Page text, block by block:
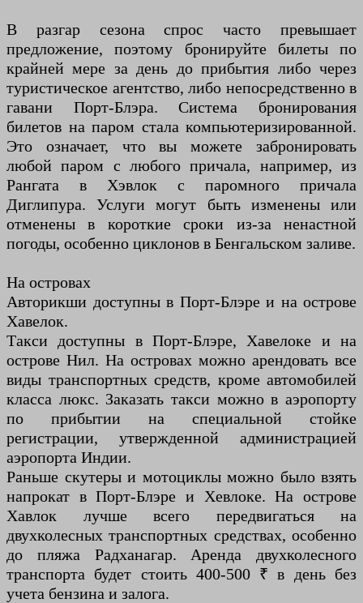
В разгар сезона спрос часто превышает
предложение, поэтому бронируйте билеты по
крайней мере за день до прибытия либо через
туристическое агентство, либо непосредственно в
гавани Порт-Блэра. Система бронирования
билетов на паром стала компьютеризированной.
Это означает, что вы можете забронировать
любой паром с любого причала, например, из
Рангата в Хэвлок с паромного причала
Диглипура. Услуги могут быть изменены или
отменены в короткие сроки из-за ненастной
погоды, особенно циклонов в Бенгальском заливе.
На островах
Авторикши доступны в Порт-Блэре и на острове
Хавелок.
Такси доступны в Порт-Блэре, Хавелоке и на
острове Нил. На островах можно арендовать все
виды транспортных средств, кроме автомобилей
класса люкс. Заказать такси можно в аэропорту
по прибытии на специальной стойке
регистрации, утвержденной администрацией
аэропорта Индии.
Раньше скутеры и мотоциклы можно было взять
напрокат в Порт-Блэре и Хевлоке. На острове
Хавлок лучше всего передвигаться на
двухколесных транспортных средствах, особенно
до пляжа Радханагар. Аренда двухколесного
транспорта будет стоить 400-500 ₹ в день без
учета бензина и залога.